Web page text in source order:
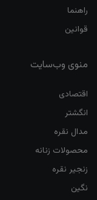
راهنما
قوانین
منوی وب‌سایت
اقتصادی
انگشتر
مدال نقره
محصولات زنانه
زنجیر نقره
نگین